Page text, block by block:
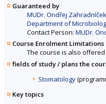
Guaranteed by
MUDr. Ondřej Zahradníček
Department of
Contact Person: MUDr.
Course Enrolment Limitations
The course is also
fields of study / plans the
Stomatology
Key topics